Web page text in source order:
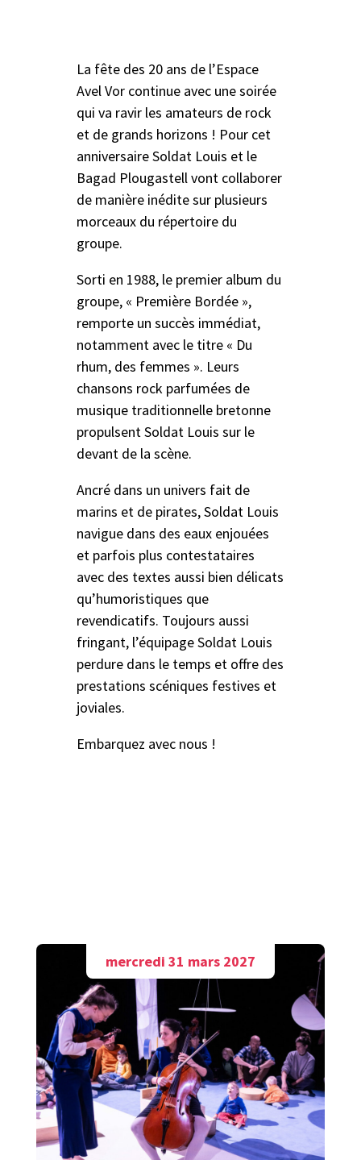
La fête des 20 ans de l’Espace
Avel Vor continue avec une soirée
qui va ravir les amateurs de rock
et de grands horizons ! Pour cet
anniversaire Soldat Louis et le
Bagad Plougastell vont collaborer
de manière inédite sur plusieurs
morceaux du répertoire du
groupe.
Sorti en 1988, le premier album du
groupe, « Première Bordée »,
remporte un succès immédiat,
notamment avec le titre « Du
rhum, des femmes ». Leurs
chansons rock parfumées de
musique traditionnelle bretonne
propulsent Soldat Louis sur le
devant de la scène.
Ancré dans un univers fait de
marins et de pirates, Soldat Louis
navigue dans des eaux enjouées
et parfois plus contestataires
avec des textes aussi bien délicats
qu’humoristiques que
revendicatifs. Toujours aussi
fringant, l’équipage Soldat Louis
perdure dans le temps et offre des
prestations scéniques festives et
joviales.
Embarquez avec nous !
mercredi 31 mars 2027